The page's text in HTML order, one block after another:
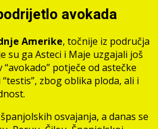
avokada
Amerike, točnije iz područja
su ga Asteci i Maje uzgajali još
potječe od astečke
zbog oblika ploda, ali i
osvajanja, a danas se